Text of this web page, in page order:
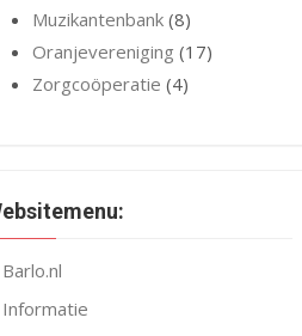
Muzikantenbank (8)
Oranjevereniging (17)
Zorgcoöperatie (4)
Barlo.nl
Informatie